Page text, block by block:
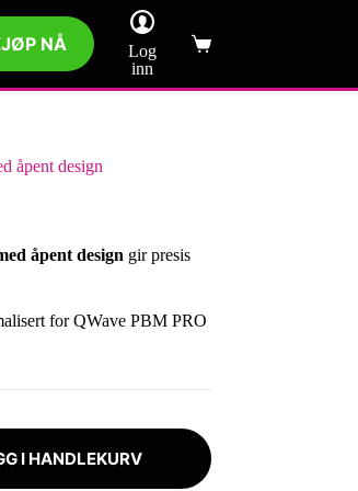
NÅ
Log
inn
Handlekurv
åpent design
åpent design gir presis
for QWave PBM PRO
I HANDLEKURV